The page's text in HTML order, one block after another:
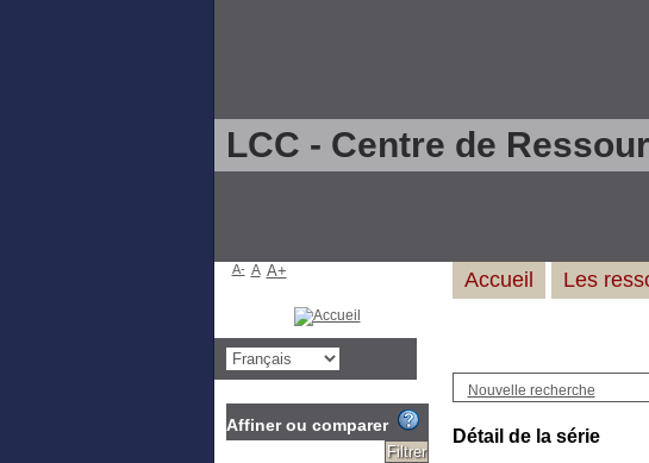
LCC - Centre de
Nouvelle recherche
Détail de la série
Accueil Les
A- A A+
Affiner ou comparer